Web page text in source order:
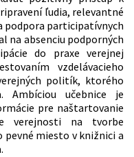
ľudia, relevantné
podpora participatívnych
na absenciu podporných
do praxe verejnej
vzdelávacieho
politík, ktorého
Ambíciou učebnice je
pre naštartovanie
verejnosti na tvorbe
miesto v knižnici a